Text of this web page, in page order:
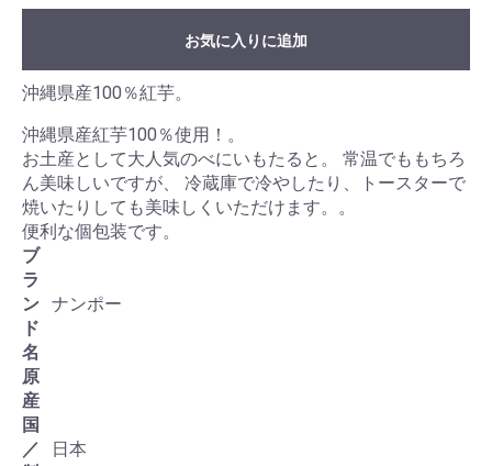
お気に入りに追加
沖縄県産100％紅芋。
沖縄県産紅芋100％使用！。
お土産として大人気のべにいもたると。 常温でももちろ
ん美味しいですが、 冷蔵庫で冷やしたり、トースターで
焼いたりしても美味しくいただけます。。
便利な個包装です。
ブ
ラ
ン
ド
名
ナンポー
原
産
国
／
日本